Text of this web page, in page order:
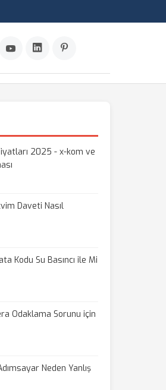
2025 - x-kom ve
Daveti Nasıl
Kodu Su Basıncı ile Mi
Odaklama Sorunu için
Neden Yanlış